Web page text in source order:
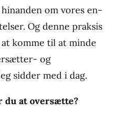
om vores en-
Og denne praksis
komme til at minde
og
sidder med i dag.
at oversætte?